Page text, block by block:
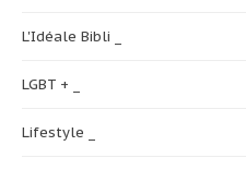
L'Idéale Bibli _
LGBT + _
Lifestyle _